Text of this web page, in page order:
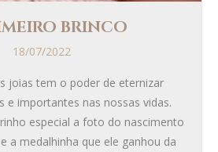
BRINCO
18/07/2022
joias tem o poder de eternizar
e importantes nas nossas vidas.
especial a foto do nascimento
a medalhinha que ele ganhou da